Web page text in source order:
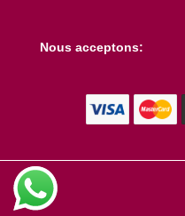
Nous acceptons: